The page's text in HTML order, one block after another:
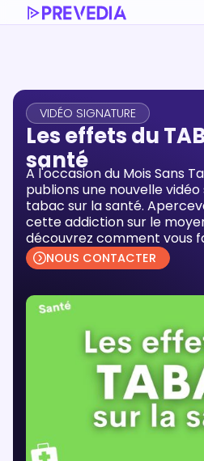
VIDÉO SIGNATURE
Les effets du
santé
A l'occasion du Mois Sans
publions une nouvelle
tabac sur la santé.
cette addiction sur le
découvrez comment vous
NOUS CONTACTER